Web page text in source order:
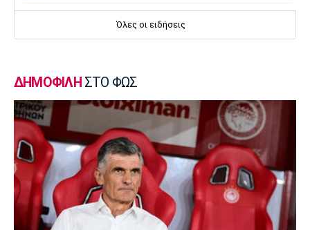
Ισπανία - Ελλάδα 96-86: Ήττα στην πρεμιέρα
Ποδόσφαιρο - Διεθνή
Η Νορβηγία καλεί τον Ινφαντίνο να
παραιτηθεί
18:00
Super League 1
Ολυμπιακός: Στα «ερυθρόλευκα» ο γιός του
Τζιοβάνι!
17:56
Όλες οι ειδήσεις
ΔΗΜΟΦΙΛΗ ΣΤΟ ΦΩΣ